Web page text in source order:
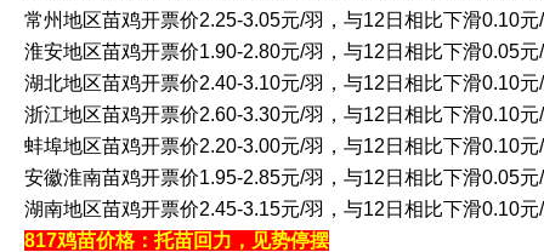
常州地区苗鸡开票价2.25-3.05元/羽，与12日相比下滑0.10元
淮安地区苗鸡开票价1.90-2.80元/羽，与12日相比下滑0.05元
湖北地区苗鸡开票价2.40-3.10元/羽，与12日相比下滑0.10元
浙江地区苗鸡开票价2.60-3.30元/羽，与12日相比下滑0.10元
蚌埠地区苗鸡开票价2.20-3.00元/羽，与12日相比下滑0.10元
安徽淮南苗鸡开票价1.95-2.85元/羽，与12日相比下滑0.05元
湖南地区苗鸡开票价2.45-3.15元/羽，与12日相比下滑0.10元
817鸡苗价格：托苗回力，见势停摆